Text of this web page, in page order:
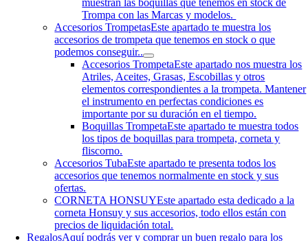
muestran las boquillas que tenemos en stock de
Trompa con las Marcas y modelos.
Accesorios TrompetasEste apartado te muestra los
accesorios de trompeta que tenemos en stock o que
podemos conseguir..
Accesorios TrompetaEste apartado nos muestra los
Atriles, Aceites, Grasas, Escobillas y otros
elementos correspondientes a la trompeta. Mantener
el instrumento en perfectas condiciones es
importante por su duración en el tiempo.
Boquillas TrompetaEste apartado te muestra todos
los tipos de boquillas para trompeta, corneta y
fliscorno.
Accesorios TubaEste apartado te presenta todos los
accesorios que tenemos normalmente en stock y sus
ofertas.
CORNETA HONSUYEste apartado esta dedicado a la
corneta Honsuy y sus accesorios, todo ellos están con
precios de liquidación total.
RegalosAquí podrás ver y comprar un buen regalo para los